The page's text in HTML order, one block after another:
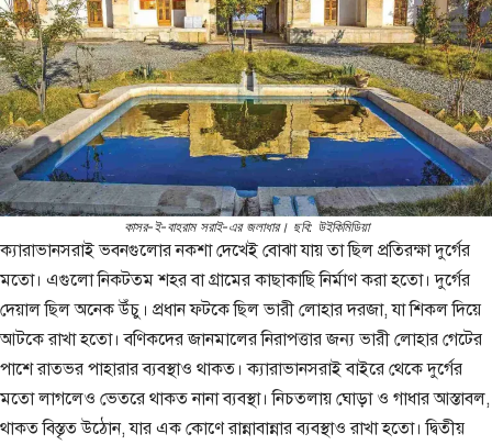
কাসর-ই-বাহরাম সরাই-এর জলাধার। ছবি: উইকিমিডিয়া
ক্যারাভানসরাই ভবনগুলোর নকশা দেখেই বোঝা যায় তা ছিল প্রতিরক্ষা দুর্গের
মতো। এগুলো নিকটতম শহর বা গ্রামের কাছাকাছি নির্মাণ করা হতো। দুর্গের
দেয়াল ছিল অনেক উঁচু। প্রধান ফটকে ছিল ভারী লোহার দরজা, যা শিকল দিয়ে
আটকে রাখা হতো। বণিকদের জানমালের নিরাপত্তার জন্য ভারী লোহার গেটের
পাশে রাতভর পাহারার ব্যবস্থাও থাকত। ক্যারাভানসরাই বাইরে থেকে দুর্গের
মতো লাগলেও ভেতরে থাকত নানা ব্যবস্থা। নিচতলায় ঘোড়া ও গাধার আস্তাবল,
থাকত বিস্তৃত উঠোন, যার এক কোণে রান্নাবান্নার ব্যবস্থাও রাখা হতো। দ্বিতীয়